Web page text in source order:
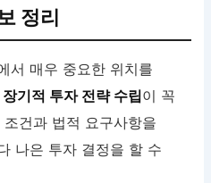
정리
서 매우 중요한 위치를
기적 투자 전략 수립이 꼭
건과 법적 요구사항을
나은 투자 결정을 할 수